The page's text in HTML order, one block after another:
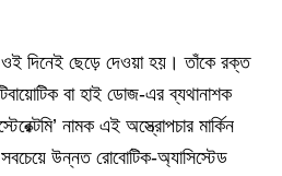
দিনেই ছেড়ে দেওয়া হয়। তাঁকে রক্ত
বা হাই ডোজ-এর ব্যথানাশক
নামক এই অস্ত্রোপচার মার্কিন
উন্নত রোবোটিক-অ্যাসিস্টেড